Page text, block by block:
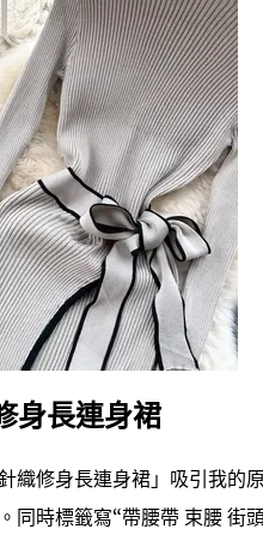
身長連身裙
織修身長連身裙」吸引我的
同時標籤寫“帶腰帶 束腰 街